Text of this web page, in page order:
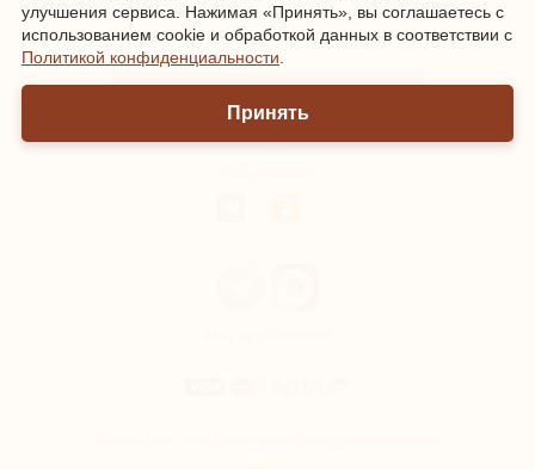
Зарегистрироваться | Войти
улучшения сервиса. Нажимая «Принять», вы соглашаетесь с
использованием cookie и обработкой данных в соответствии с
Политикой конфиденциальности
Принять